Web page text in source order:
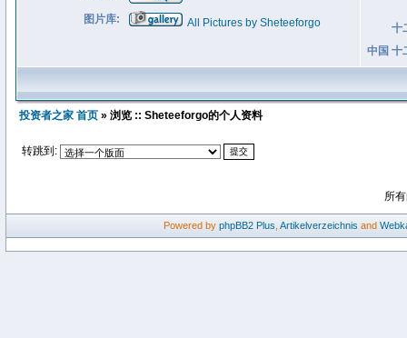
十
中国 十
图片库:
All Pictures by Sheteeforgo
投资者之家 首页 » 浏览 :: Sheteeforgo的个人资料
转跳到:
所
Powered by phpBB2 Plus Artikelverzeichnis and